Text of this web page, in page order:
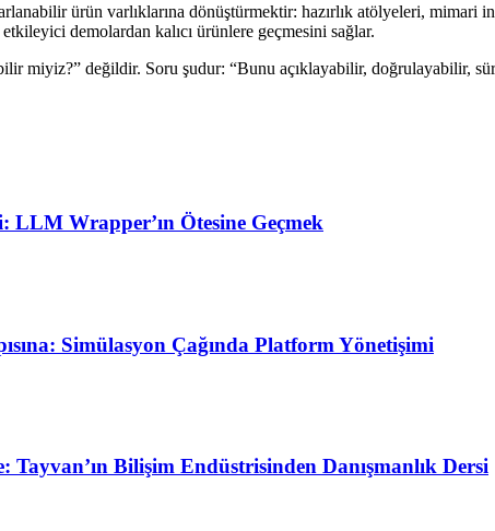
ürün varlıklarına dönüştürmektir: hazırlık atölyeleri,
demolardan kalıcı ürünlere geçmesini sağlar.
miyiz?” değildir. Soru şudur: “Bunu açıklayabilir,
Wrapper’ın Ötesine Geçmek
Simülasyon Çağında Platform Yönetişimi
Tayvan’ın Bilişim Endüstrisinden Danışmanlık Dersi